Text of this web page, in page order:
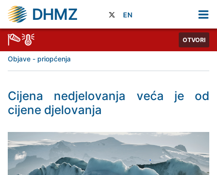
DHMZ EN
OTVORI
Objave - priopćenja
Cijena nedjelovanja veća je od
cijene djelovanja